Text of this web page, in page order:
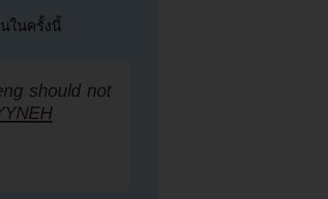
ในครั้งนี้
should not